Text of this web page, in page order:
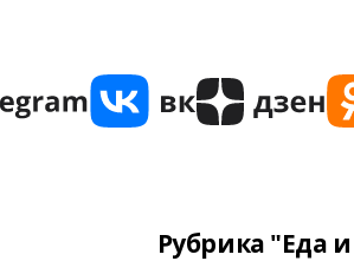
Рубрика "Еда